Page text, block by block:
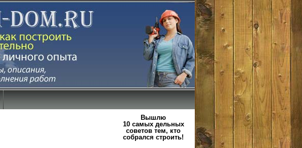
Вышлю
10 самых дельных
советов тем, кто
собрался строить!